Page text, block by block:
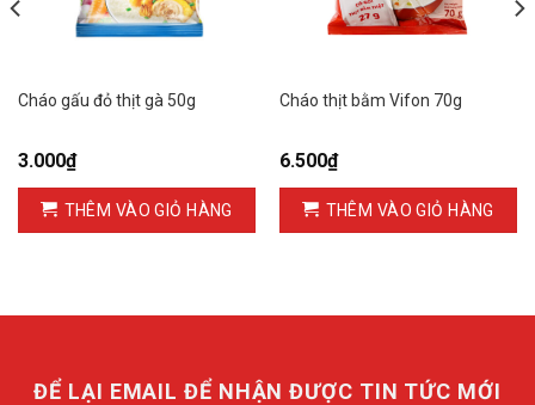
Cháo gấu đỏ thịt gà 50g
3.000₫
THÊM VÀO GIỎ HÀNG
Cháo thịt bằm Vifon 70g
6.500₫
THÊM VÀO GIỎ HÀNG
ĐỂ LẠI EMAIL ĐỂ NHẬN ĐƯỢC TIN TỨC MỚI